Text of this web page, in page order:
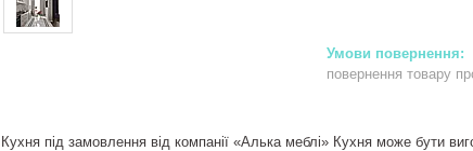
повернення товару
Кухня під замовлення від компанії «Алька меблі» Кухня може бути